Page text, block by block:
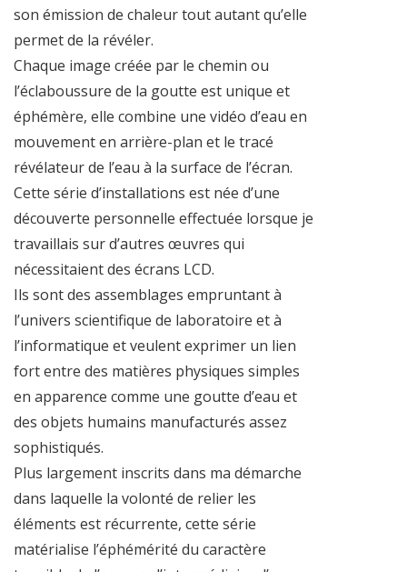
son émission de chaleur tout autant qu’elle
permet de la révéler.
Chaque image créée par le chemin ou
l’éclaboussure de la goutte est unique et
éphémère, elle combine une vidéo d’eau en
mouvement en arrière-plan et le tracé
révélateur de l’eau à la surface de l’écran.
Cette série d’installations est née d’une
découverte personnelle effectuée lorsque je
travaillais sur d’autres œuvres qui
nécessitaient des écrans LCD.
Ils sont des assemblages empruntant à
l’univers scientifique de laboratoire et à
l’informatique et veulent exprimer un lien
fort entre des matières physiques simples
en apparence comme une goutte d’eau et
des objets humains manufacturés assez
sophistiqués.
Plus largement inscrits dans ma démarche
dans laquelle la volonté de relier les
éléments est récurrente, cette série
matérialise l’éphémérité du caractère